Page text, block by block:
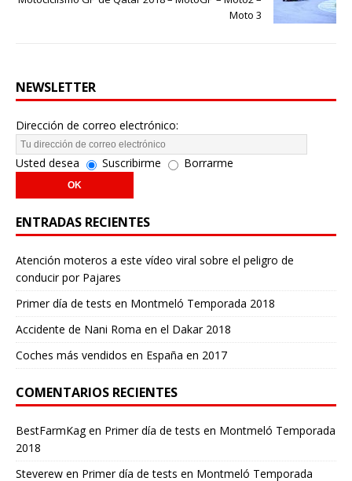
Moto 3
NEWSLETTER
Dirección de correo electrónico:
Usted desea Suscribirme Borrarme
ENTRADAS RECIENTES
Atención moteros a este vídeo viral sobre el peligro de
conducir por Pajares
Primer día de tests en Montmeló Temporada 2018
Accidente de Nani Roma en el Dakar 2018
Coches más vendidos en España en 2017
COMENTARIOS RECIENTES
BestFarmKagen Primer día de tests en Montmeló Temporada
2018
Steverew en Primer día de tests en Montmeló Temporada